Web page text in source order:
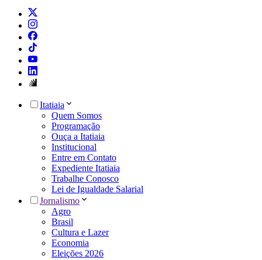
Itatiaia
Quem Somos
Programação
Ouça a Itatiaia
Institucional
Entre em Contato
Expediente Itatiaia
Trabalhe Conosco
Lei de Igualdade Salarial
Jornalismo
Agro
Brasil
Cultura e Lazer
Economia
Eleições 2026